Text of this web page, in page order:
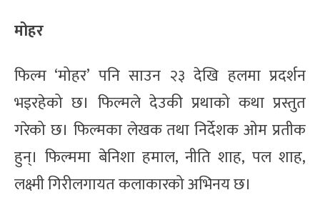
मोहर
फिल्म ‘मोहर’ पनि साउन २३ देखि हलमा प्रदर्शन
भइरहेको छ। फिल्मले देउकी प्रथाको कथा प्रस्तुत
गरेको छ। फिल्मका लेखक तथा निर्देशक ओम प्रतीक
हुन्। फिल्ममा बेनिशा हमाल, नीति शाह, पल शाह,
लक्ष्मी गिरीलगायत कलाकारको अभिनय छ।